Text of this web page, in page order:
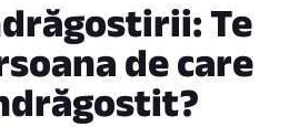
Te
de care